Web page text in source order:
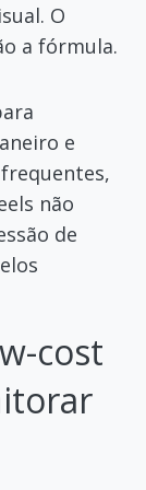
O
a fórmula.
e
não
de
cost